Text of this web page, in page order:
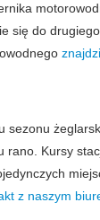
się do
sezonu
rano. Kursy
z naszym